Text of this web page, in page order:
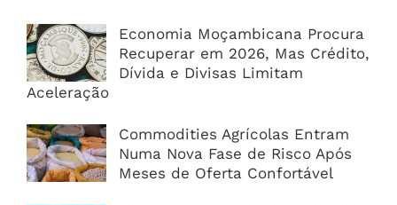
Economia Moçambicana Procura
Recuperar em 2026, Mas Crédito,
Dívida e Divisas Limitam
Aceleração
Commodities Agrícolas Entram
Numa Nova Fase de Risco Após
Meses de Oferta Confortável